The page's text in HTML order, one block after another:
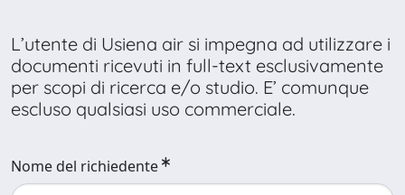
L’utente di Usiena air si impegna ad utilizzare i
documenti ricevuti in full-text esclusivamente
per scopi di ricerca e/o studio. E’ comunque
escluso qualsiasi uso commerciale.
Nome del richiedente